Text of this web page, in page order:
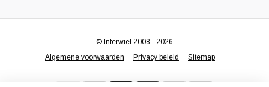
Algemene voorwaarden Privacy beleid Sitemap
© Interwiel 2008 - 2026